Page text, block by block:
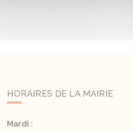
HORAIRES DE LA MAIRIE
Mardi :